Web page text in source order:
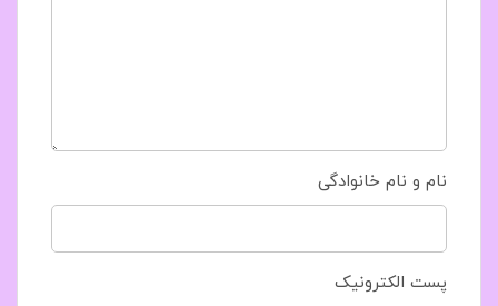
نام و نام خانوادگی
پست الکترونیک